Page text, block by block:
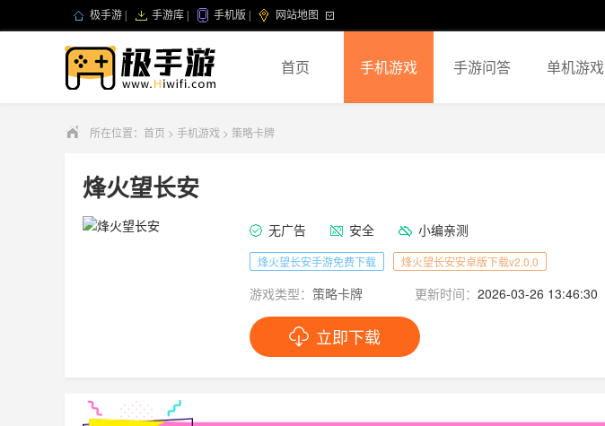
极手游 手游库 手机版 网站地图
首页 手机游戏 手游问答 单机游戏
所在位置： 首页 > 手机游戏 > 策略卡牌
烽火望长安
无广告 安全 小编亲测
烽火望长安手游免费下载 烽火望长安安卓版下载v2.0.0
游戏类型： 策略卡牌 更新时间： 2026-03-26 13:46:30
立即下载